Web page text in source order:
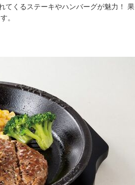
てくるステーキやハンバーグが魅力！ 果
。